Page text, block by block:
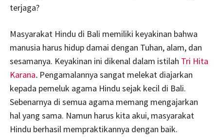
terjaga?
Masyarakat Hindu di Bali memiliki keyakinan bahwa
manusia harus hidup damai dengan Tuhan, alam, dan
sesamanya. Keyakinan ini dikenal dalam istilah Tri Hita
Karana. Pengamalannya sangat melekat diajarkan
kepada pemeluk agama Hindu sejak kecil di Bali.
Sebenarnya di semua agama memang mengajarkan
hal yang sama. Namun harus kita akui, masyarakat
Hindu berhasil mempraktikannya dengan baik.